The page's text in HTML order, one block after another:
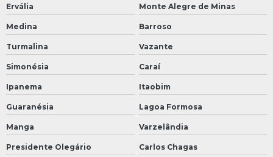
Ervália Monte Alegre de Minas
Medina Barroso
Turmalina Vazante
Simonésia Caraí
Ipanema Itaobim
Guaranésia Lagoa Formosa
Manga Varzelândia
Presidente Olegário Carlos Chagas